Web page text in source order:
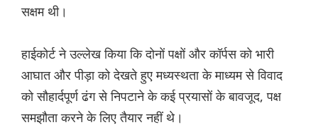
सक्षम थी।
हाईकोर्ट ने उल्लेख किया कि दोनों पक्षों और कॉर्पस को भारी
आघात और पीड़ा को देखते हुए मध्यस्थता के माध्यम से विवाद
को सौहार्दपूर्ण ढंग से निपटाने के कई प्रयासों के बावजूद, पक्ष
समझौता करने के लिए तैयार नहीं थे।